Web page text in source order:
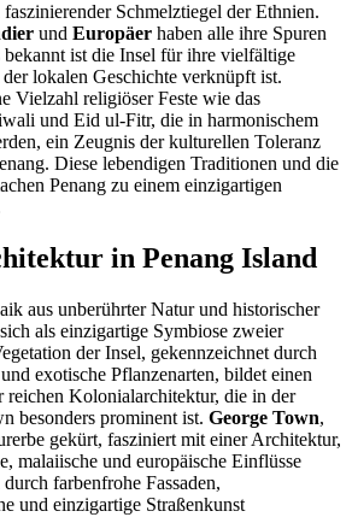
Schmelztiegel der Ethnien.
und Europäer haben alle ihre Spuren
bekannt ist die Insel für ihre vielfältige
lokalen Geschichte verknüpft ist.
Vielzahl religiöser Feste wie das
und Eid ul-Fitr, die in harmonischem
ein Zeugnis der kulturellen Toleranz
Diese lebendigen Traditionen und die
Penang zu einem einzigartigen
in Penang Island
aus unberührter Natur und historischer
als einzigartige Symbiose zweier
der Insel, gekennzeichnet durch
exotische Pflanzenarten, bildet einen
reichen Kolonialarchitektur, die in der
besonders prominent ist. George Town,
gekürt, fasziniert mit einer Architektur,
malaiische und europäische Einflüsse
farbenfrohe Fassaden,
und einzigartige Straßenkunst